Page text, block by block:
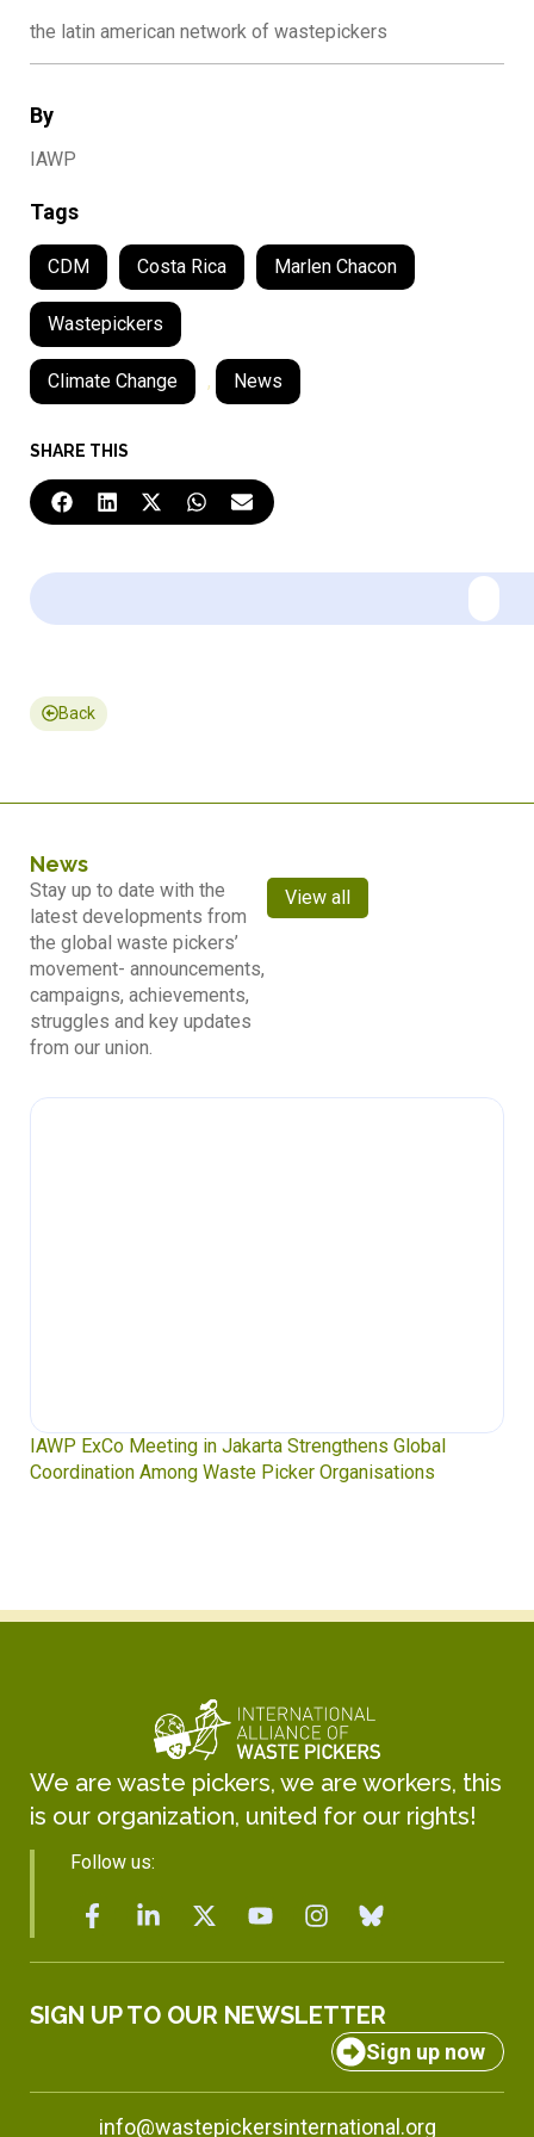
By
IAWP
Tags
CDM Costa Rica Marlen Chacon
Wastepickers
Climate Change , News
SHARE THIS
the latin american network of wastepickers
Back
News
Stay up to date with the
latest developments from
the global waste pickers’
movement- announcements,
campaigns, achievements,
struggles and key updates
from our union.
View all
Waste Pickers’ Voices at the UN Plastics Treaty:
Soledad Mella Calls for Binding Just Transition
We are waste pickers, we are workers, this
is our organization, united for our rights!
Follow us:
SIGN UP TO OUR NEWSLETTER
Sign up now
info@wastepickersinternational.org